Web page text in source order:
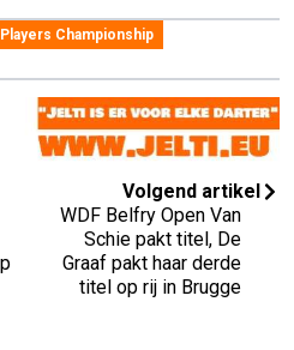
Players Championship
Volgend artikel
WDF Belfry Open Van
Schie pakt titel, De
Graaf pakt haar derde
titel op rij in Brugge